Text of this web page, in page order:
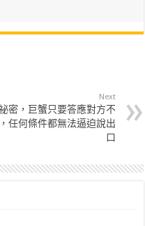
Next
密，巨蟹只要答應對方不
任何條件都無法逼迫說出
口